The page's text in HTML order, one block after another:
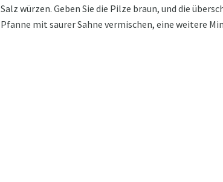
Salz würzen. Geben Sie die Pilze braun, und die
Pfanne mit saurer Sahne vermischen, eine weitere